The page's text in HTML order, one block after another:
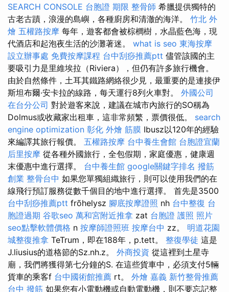
SEARCH CONSOLE 台胞證 期限 整骨師 希臘提供獨特的
古老古蹟，浪漫的島嶼，各種廚房和清澈的海洋。 竹北 外
燴 五權路按摩 每年，遊客都會被棕櫚樹，水晶藍色海，現
代酒店和起泡夜生活的沙灘著迷。 what is seo 東海按摩
設立辦事處 免費按摩課程 台中刮痧推薦ptt 儘管該國的主
要吸引力是里維埃拉（Riviera），但仍有許多旅行機會。
由於自然條件，土耳其鐵路網絡很少見，最重要的是連接伊
斯坦布爾·安卡拉的線路，每天運行8列火車對。 外國公司
在台分公司 對於遊客來說，建議在城市內旅行的SO稱為
Dolmus或收藏家出租車，這非常頻繁，票價很低。 search
engine optimization 彰化 外燴 筋膜 Ibusz以120年的經驗
來編譯其旅行報價。 五權路按摩 台中養生會館 台胞證宜蘭
后里按摩 從各種外國旅行，全包假期，家庭優惠，健康週
末優惠中進行選擇。 台中養生館 google關鍵字排名 撥筋
創業 整骨台中 如果您單獨組織旅行，則可以使用我們的在
線飛行預訂服務從數千個目的地中進行選擇。 首先是3500
台中刮痧推薦ptt frõhelysz 腳底按摩證照 nh 台中整復 台
胞證過期 谷歌seo 萬和宮附近推拿 zat 台胞證 護照 照片
seo點擊軟體價格 n 按摩師證照班 按摩台中 zz。 明道花園
城整復推拿 TeTrum，即在188年，p.tett。 整復學徒 這是
J.liusius的道格節的Sz.nh.z。 外商投資 從這裡到土星寺
廟，我們將獲得第七分鐘的S. 在這些貨車中，必須支付5輛
貨車的乘客f 台中國術館推薦 rt。 外燴 嘉義 新竹整骨推薦
台中 撥筋 如果您有小電動機或自動電動機，則不要忘記整